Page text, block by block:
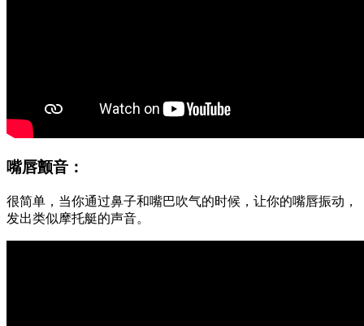
嘴唇颤音：
很简单，当你通过鼻子和嘴巴吹气的时候，让你的嘴唇振动，
发出类似摩托艇的声音。